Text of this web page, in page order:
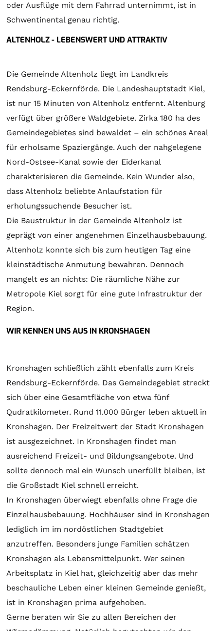
oder Ausflüge mit dem Fahrrad unternimmt, ist in
Schwentinental genau richtig.
ALTENHOLZ - LEBENSWERT UND ATTRAKTIV
Die Gemeinde Altenholz liegt im Landkreis
Rendsburg-Eckernförde. Die Landeshauptstadt Kiel,
ist nur 15 Minuten von Altenholz entfernt. Altenburg
verfügt über größere Waldgebiete. Zirka 180 ha des
Gemeindegebietes sind bewaldet – ein schönes Areal
für erholsame Spaziergänge. Auch der nahgelegene
Nord-Ostsee-Kanal sowie der Eiderkanal
charakterisieren die Gemeinde. Kein Wunder also,
dass Altenholz beliebte Anlaufstation für
erholungssuchende Besucher ist.
Die Baustruktur in der Gemeinde Altenholz ist
geprägt von einer angenehmen Einzelhausbebauung.
Altenholz konnte sich bis zum heutigen Tag eine
kleinstädtische Anmutung bewahren. Dennoch
mangelt es an nichts: Die räumliche Nähe zur
Metropole Kiel sorgt für eine gute Infrastruktur der
Region.
WIR KENNEN UNS AUS IN KRONSHAGEN
Kronshagen schließlich zählt ebenfalls zum Kreis
Rendsburg-Eckernförde. Das Gemeindegebiet streckt
sich über eine Gesamtfläche von etwa fünf
Qudratkilometer. Rund 11.000 Bürger leben aktuell in
Kronshagen. Der Freizeitwert der Stadt Kronshagen
ist ausgezeichnet. In Kronshagen findet man
ausreichend Freizeit- und Bildungsangebote. Und
sollte dennoch mal ein Wunsch unerfüllt bleiben, ist
die Großstadt Kiel schnell erreicht.
In Kronshagen überwiegt ebenfalls ohne Frage die
Einzelhausbebauung. Hochhäuser sind in Kronshagen
lediglich im im nordöstlichen Stadtgebiet
anzutreffen. Besonders junge Familien schätzen
Kronshagen als Lebensmittelpunkt. Wer seinen
Arbeitsplatz in Kiel hat, gleichzeitig aber das mehr
beschauliche Leben einer kleinen Gemeinde genießt,
ist in Kronshagen prima aufgehoben.
Gerne beraten wir Sie zu allen Bereichen der